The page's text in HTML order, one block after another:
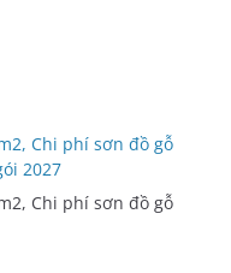
Chi phí sơn đồ gỗ
2027
Chi phí sơn đồ gỗ